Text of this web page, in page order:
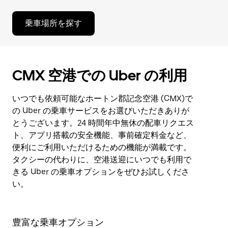
乗車場所を探す
CMX 空港での Uber の利用
いつでも依頼可能なホートン郡記念空港 (CMX)で
の Uber の乗車サービスをお選びいただきありが
とうございます。24 時間年中無休の配車リクエス
ト、アプリ搭載の安全機能、事前確定料金など、
便利にご利用いただけるための機能が満載です。
タクシーの代わりに、空港送迎にいつでも利用で
きる Uber の乗車オプションをぜひお試しくださ
い。
豊富な乗車オプション